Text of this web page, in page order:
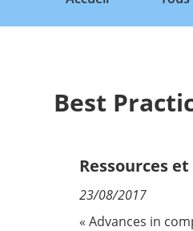
Accueil
Qui sommes nous ?
Best
Ressources
23/08/2017
« Advances in